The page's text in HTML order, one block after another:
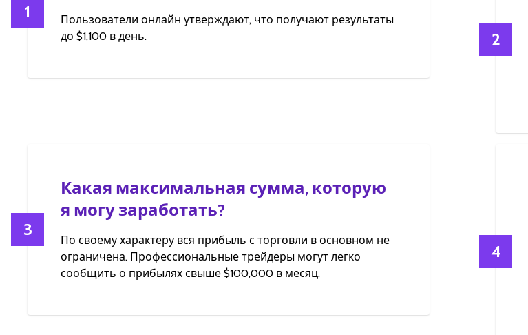
1
Пользователи онлайн утверждают, что получают результаты
до $1,100 в день.
2
3
Какая максимальная сумма, которую
я могу заработать?
По своему характеру вся прибыль с торговли в основном не
ограничена. Профессиональные трейдеры могут легко
сообщить о прибылях свыше $100,000 в месяц.
4